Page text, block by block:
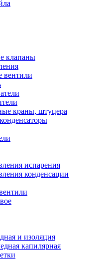
клапаны
краны, штуцера
испарения
конденсации
и изоляция
капилярная